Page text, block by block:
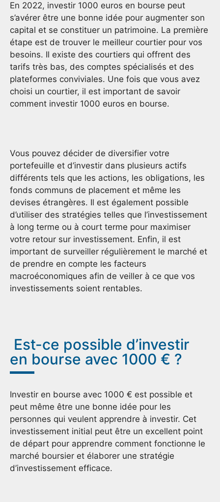
En 2022, investir 1000 euros en bourse peut
s’avérer être une bonne idée pour augmenter son
capital et se constituer un patrimoine. La première
étape est de trouver le meilleur courtier pour vos
besoins. Il existe des courtiers qui offrent des
tarifs très bas, des comptes spécialisés et des
plateformes conviviales. Une fois que vous avez
choisi un courtier, il est important de savoir
comment investir 1000 euros en bourse.
Vous pouvez décider de diversifier votre
portefeuille et d’investir dans plusieurs actifs
différents tels que les actions, les obligations, les
fonds communs de placement et même les
devises étrangères. Il est également possible
d’utiliser des stratégies telles que l’investissement
à long terme ou à court terme pour maximiser
votre retour sur investissement. Enfin, il est
important de surveiller régulièrement le marché et
de prendre en compte les facteurs
macroéconomiques afin de veiller à ce que vos
investissements soient rentables.
Est-ce possible d’investir
en bourse avec 1000 € ?
Investir en bourse avec 1000 € est possible et
peut même être une bonne idée pour les
personnes qui veulent apprendre à investir. Cet
investissement initial peut être un excellent point
de départ pour apprendre comment fonctionne le
marché boursier et élaborer une stratégie
d’investissement efficace.